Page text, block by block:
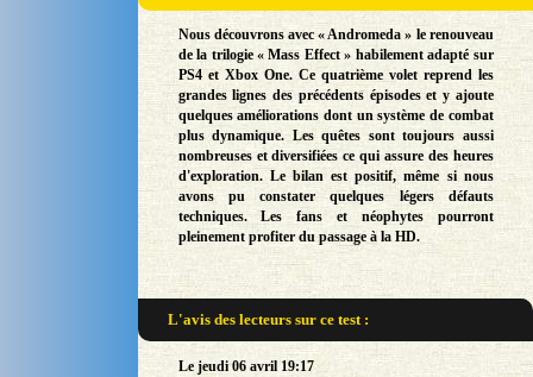
Nous découvrons avec « Andromeda » le renouveau
de la trilogie « Mass Effect » habilement adapté sur
PS4 et Xbox One. Ce quatrième volet reprend les
grandes lignes des précédents épisodes et y ajoute
quelques améliorations dont un système de combat
plus dynamique. Les quêtes sont toujours aussi
nombreuses et diversifiées ce qui assure des heures
d'exploration. Le bilan est positif, même si nous
avons pu constater quelques légers défauts
techniques. Les fans et néophytes pourront
pleinement profiter du passage à la HD.
L'avis des lecteurs surce test :
Le jeudi 06 avril 19:17